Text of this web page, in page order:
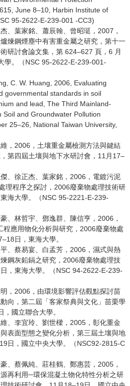
June 8–10, Harbin Institute of
95-2622-E-239-001 -CC3)
杰、葉家銘、蕭辰翰、曾昭珽，2007，
煉鋼煙塵中有害重金屬之研究，第十一
研討會論文集，第 624–627 頁，6 月
學。（NSC 95-2622-E-239-001-
C. W. Huang, 2006, Evaluating
governmental standards in soil
and lead, The Third Mainland-
Soil and Groundwater Pollution
25–26, National Taiwan University,
維，2006，土壤重金屬檢測方法與鍵結
第四屆土壤與地下水研討會，11月17–
傑、徐正杰、葉家銘，2006，電鍍污泥
理程序之探討，2006廢棄物處理技術研
海大學。（NSC 95-2221-E-239-
豪、林哲宇、鄧逸群、陳信亨，2006，
程應用物化分析與研究，2006廢棄物處
日，東海大學。
平、蔡易宴、白孟芳，2006，濕式與熱
鋼灰鉛鎘之研究，2006廢棄物處理技
，東海大學。（NSC 94-2622-E-239-
明，2006，由環境影響評估觀點探討苗
向，第二屆「客家祭典與文化」苗栗學
國立聯合大學。
維、李宜玲、劉世樑，2005，彰化重金
表面型態之變化分析，第三屆土壤與地
日，國立中央大學。（NSC92-2815-C
豪、蔡佩純、莊桂鶴、鄭惠芸，2005，
再利用─環保混凝土物化特性分析之研